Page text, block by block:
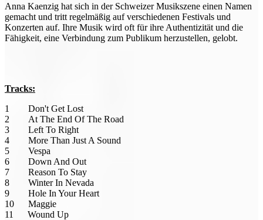
Anna Kaenzig hat sich in der Schweizer Musikszene einen Namen
gemacht und tritt regelmäßig auf verschiedenen Festivals und
Konzerten auf. Ihre Musik wird oft für ihre Authentizität und die
Fähigkeit, eine Verbindung zum Publikum herzustellen, gelobt.
Tracks:
1 Don't Get Lost
2 At The End Of The Road
3 Left To Right
4 More Than Just A Sound
5 Vespa
6 Down And Out
7 Reason To Stay
8 Winter In Nevada
9 Hole In Your Heart
10 Maggie
11 Wound Up